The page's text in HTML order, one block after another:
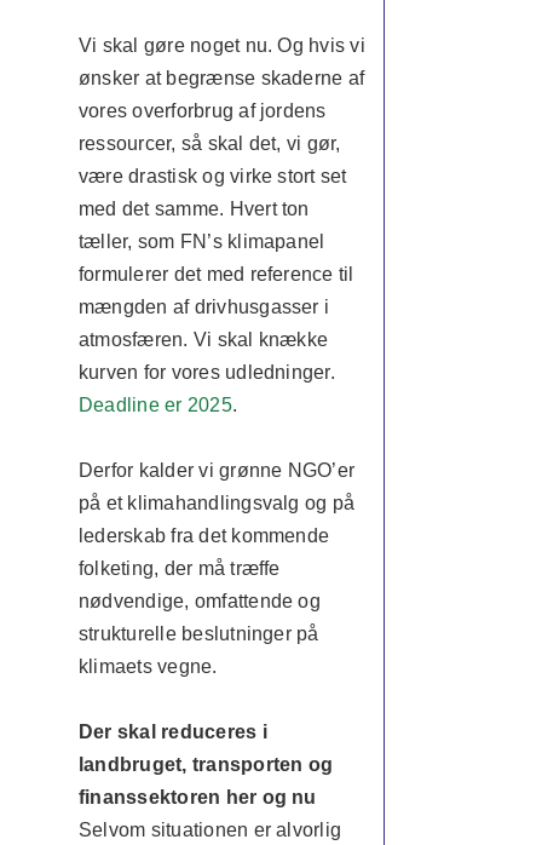
Vi skal gøre noget nu. Og hvis vi
ønsker at begrænse skaderne af
vores overforbrug af jordens
ressourcer, så skal det, vi gør,
være drastisk og virke stort set
med det samme. Hvert ton
tæller, som FN’s klimapanel
formulerer det med reference til
mængden af drivhusgasser i
atmosfæren. Vi skal knække
kurven for vores udledninger.
Deadline er 2025.
Derfor kalder vi grønne NGO’er
på et klimahandlingsvalg og på
lederskab fra det kommende
folketing, der må træffe
nødvendige, omfattende og
strukturelle beslutninger på
klimaets vegne.
Der skal reduceres i
landbruget, transporten og
finanssektoren her og nu
Selvom situationen er alvorlig